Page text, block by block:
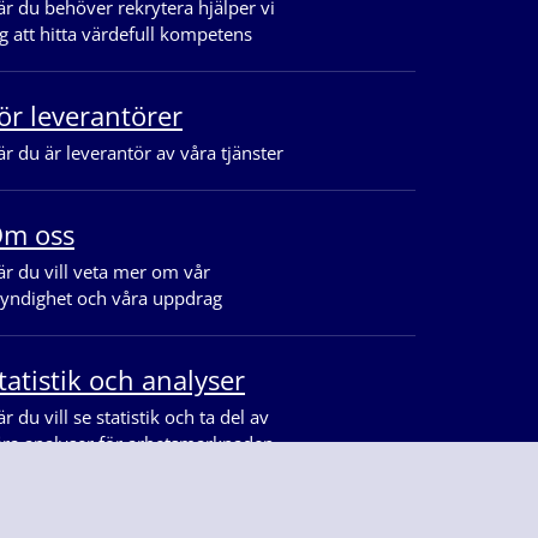
du behöver rekrytera hjälper vi
att hitta värdefull kompetens
leverantörer
du är leverantör av våra tjänster
oss
du vill veta mer om vår
och våra uppdrag
och analyser
du vill se statistik och ta del av
analyser för arbetsmarknaden